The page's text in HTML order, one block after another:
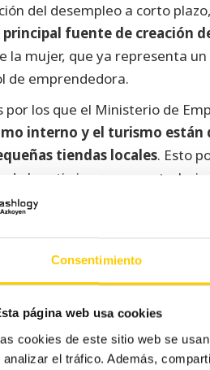
Consentimiento
página web usa cookies
cookies de este sitio web se
analizar el tráfico. Además,
del desempleo a corto
fuente de creación
la mujer, que ya representa
de emprendedora.
por los que el Ministerio de
interno y el turismo están
tiendas locales. Esto
de la ratio ingresos por
ingresa decenas de
aumentar la cantidad
reforma que aumente aún